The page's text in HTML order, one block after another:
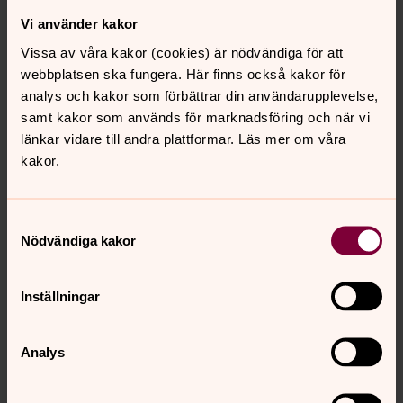
Vi använder kakor
Vissa av våra kakor (cookies) är nödvändiga för att
webbplatsen ska fungera. Här finns också kakor för
analys och kakor som förbättrar din användarupplevelse,
samt kakor som används för marknadsföring och när vi
länkar vidare till andra plattformar. Läs mer om våra
kakor.
Nödvändiga kakor
Inställningar
Analys
vigsel arkiveras dock.
Vilka andra får del av dina
personuppgifter?
Uppgifter om den kyrkliga handlingen såsom innehåll i
tal, vilka psalmer som valts m.m. delas med den präst
som utför handlingen. Prästen är självständigt ansvarig
dokumentation, exempelvis i en pärm. Om du har frågor
borensberg.pastorat@svenskakyrkan.se
eller berörd
Om du viger dig hos Borensbergs pastorat men tillhör en
annan församling/ett annat pastorat kan namn och
personnummer för dig och den du vigts med föras över